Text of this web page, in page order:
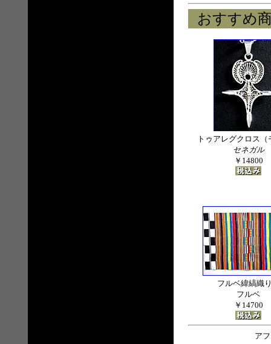
おすすめ
トゥアレグクロス（
セネガル
￥14800
フルベ緯縞織
フルベ
￥14700
ア